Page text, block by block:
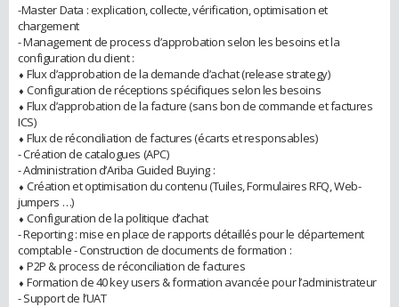
-Master Data : explication, collecte, vérification, optimisation et
chargement
- Management de process d’approbation selon les besoins et la
configuration du client :
⬧ Flux d’approbation de la demande d’achat (release strategy)
⬧ Configuration de réceptions spécifiques selon les besoins
⬧ Flux d’approbation de la facture (sans bon de commande et factures
ICS)
⬧ Flux de réconciliation de factures (écarts et responsables)
- Création de catalogues (APC)
- Administration d’Ariba Guided Buying :
⬧ Création et optimisation du contenu (Tuiles, Formulaires RFQ, Web-
jumpers …)
⬧ Configuration de la politique d’achat
- Reporting : mise en place de rapports détaillés pour le département
comptable - Construction de documents de formation :
⬧ P2P & process de réconciliation de factures
⬧ Formation de 40 key users & formation avancée pour l’administrateur
- Support de l’UAT